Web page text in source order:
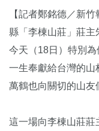
【記者鄭銘德／新
縣「李棟山莊」莊
今天（18日）特別
一生奉獻給台灣的山
萬鶴也向關切的山友
這一場向李棟山莊莊